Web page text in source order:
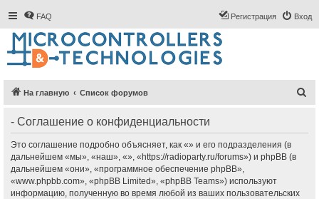
FAQ Вход
Регистрация
На главную Список форумов
- Соглашение о конфиденциальности
Это соглашение подробно объясняет, как «» и его подразделения (в
дальнейшем «мы», «наш», «», «https://radioparty.ru/forums») и phpBB (в
дальнейшем «они», «программное обеспечение phpBB»,
«www.phpbb.com», «phpBB Limited», «phpBB Teams») используют
информацию, полученную во время любой из ваших пользовательских